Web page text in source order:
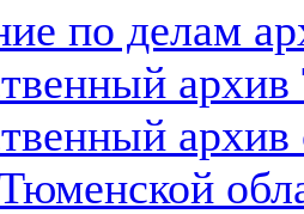
по делам